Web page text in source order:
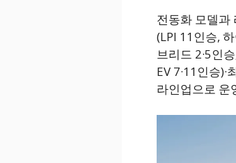
전동화 모델과
(LPI 11인승,
브리드 2·5인
EV 7·11인승
라인업으로 운